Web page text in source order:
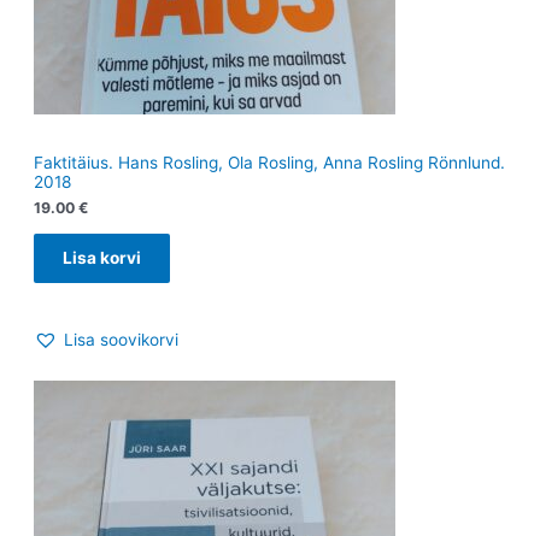
Faktitäius. Hans Rosling, Ola Rosling, Anna Rosling Rönnlund.
2018
19.00 €
Lisa korvi
Lisa soovikorvi